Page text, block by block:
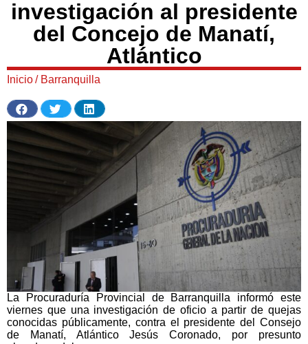
investigación al presidente
del Concejo de Manatí,
Atlántico
Inicio/ Barranquilla
La Procuraduría Provincial de Barranquilla informó este
viernes que una investigación de oficio a partir de quejas
conocidas públicamente, contra el presidente del Consejo
de Manatí, Atlántico Jesús Coronado, por presunto